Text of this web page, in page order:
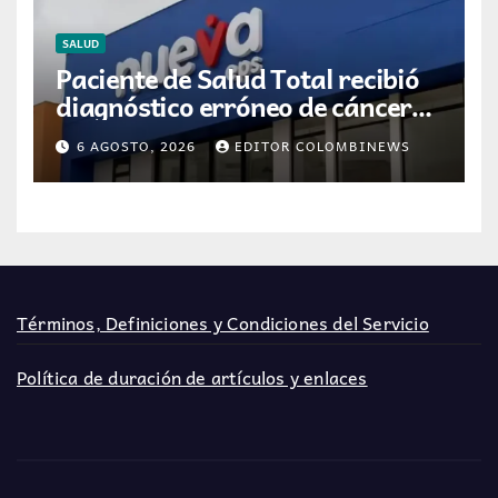
SALUD
Paciente de Salud Total recibió
diagnóstico erróneo de cáncer
por resultados de otra persona
6 AGOSTO, 2026 EDITOR COLOMBINEWS
Términos, Definiciones y Condiciones del Servicio
Política de duración de artículos y enlaces